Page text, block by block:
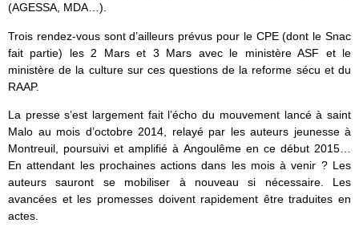
(AGESSA, MDA…).
Trois rendez-vous sont d’ailleurs prévus pour le CPE (dont le Snac
fait partie) les 2 Mars et 3 Mars avec le ministère ASF et le
ministère de la culture sur ces questions de la reforme sécu et du
RAAP.
La presse s’est largement fait l’écho du mouvement lancé à saint
Malo au mois d’octobre 2014, relayé par les auteurs jeunesse à
Montreuil, poursuivi et amplifié à Angoulême en ce début 2015…
En attendant les prochaines actions dans les mois à venir ? Les
auteurs sauront se mobiliser à nouveau si nécessaire. Les
avancées et les promesses doivent rapidement être traduites en
actes.